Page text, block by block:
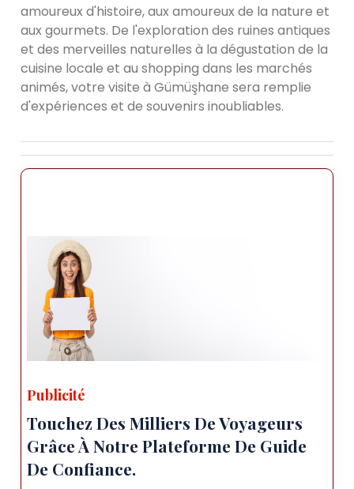
amoureux d'histoire, aux amoureux de la nature et
aux gourmets. De l'exploration des ruines antiques
et des merveilles naturelles à la dégustation de la
cuisine locale et au shopping dans les marchés
animés, votre visite à Gümüşhane sera remplie
d'expériences et de souvenirs inoubliables.
Publicité
Touchez Des Milliers De Voyageurs
Grâce À Notre Plateforme De Guide
De Confiance.